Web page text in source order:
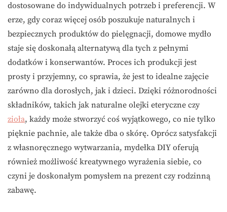
dostosowane do indywidualnych potrzeb i preferencji. W
erze, gdy coraz więcej osób poszukuje naturalnych i
bezpiecznych produktów do pielęgnacji, domowe mydło
staje się doskonałą alternatywą dla tych z pełnymi
dodatków i konserwantów. Proces ich produkcji jest
prosty i przyjemny, co sprawia, że jest to idealne zajęcie
zarówno dla dorosłych, jak i dzieci. Dzięki różnorodności
składników, takich jak naturalne olejki eteryczne czy
zioła, każdy może stworzyć coś wyjątkowego, co nie tylko
pięknie pachnie, ale także dba o skórę. Oprócz satysfakcji
z własnoręcznego wytwarzania, mydełka DIY oferują
również możliwość kreatywnego wyrażenia siebie, co
czyni je doskonałym pomysłem na prezent czy rodzinną
zabawę.